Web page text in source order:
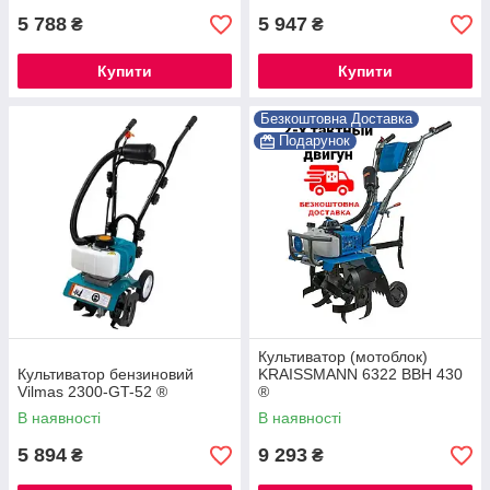
5 788 ₴
Купити
5 947 ₴
Купити
Культиватор бензиновий
Vilmas 2300-GT-52 ®
В наявності
5 894 ₴
Безкоштовна Доставка
Подарунок
Культиватор (мотоблок)
KRAISSMANN 6322 BBH 430
®
В наявності
9 293 ₴